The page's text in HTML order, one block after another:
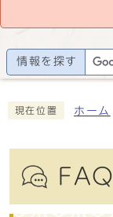
情報を探す
現在位置 ホーム
FAQ